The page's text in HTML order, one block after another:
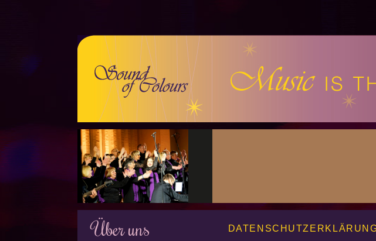
Über uns